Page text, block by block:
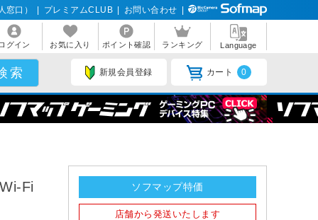
窓口） プレミアムCLUB お問い合わせ
グイン お気に入り ポイント確認 ランキング Language
新規会員登録 カート 0
Fi ソフマップ特価
店舗から発送いたします